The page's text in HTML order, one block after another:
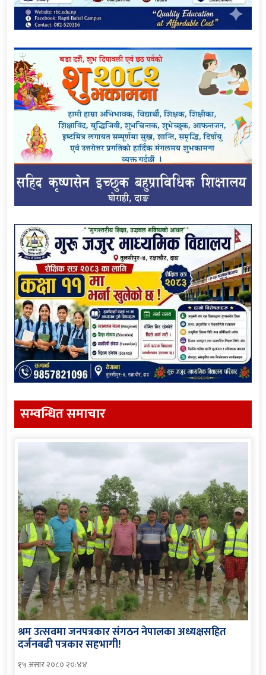
सम्वन्धित समाचार
श्रम उत्सवमा जनपत्रकार संगठन नेपालका अध्यक्षसहित
दर्जनबढी पत्रकार सहभागी!
१५ असार २०८० २०:४४